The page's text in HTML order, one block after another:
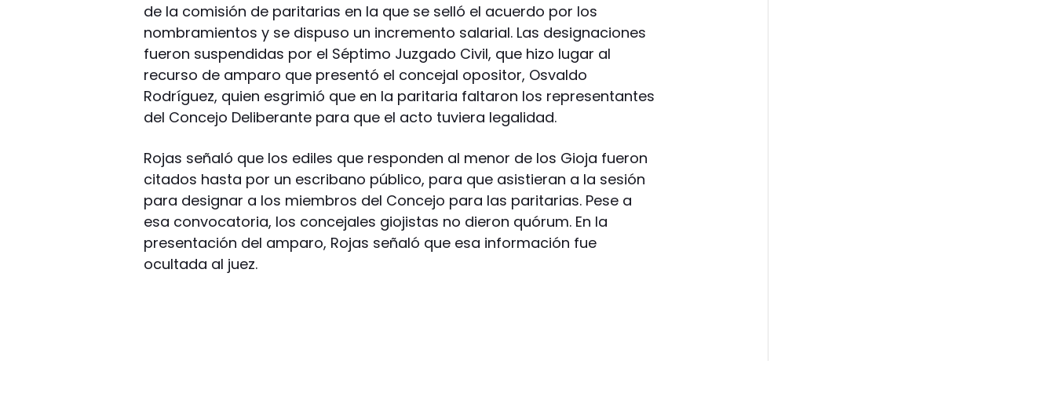
de la comisión de paritarias en la que se selló el acuerdo por los
nombramientos y se dispuso un incremento salarial. Las designaciones
fueron suspendidas por el Séptimo Juzgado Civil, que hizo lugar al
recurso de amparo que presentó el concejal opositor, Osvaldo
Rodríguez, quien esgrimió que en la paritaria faltaron los representantes
del Concejo Deliberante para que el acto tuviera legalidad.
Rojas señaló que los ediles que responden al menor de los Gioja fueron
citados hasta por un escribano público, para que asistieran a la sesión
para designar a los miembros del Concejo para las paritarias. Pese a
esa convocatoria, los concejales giojistas no dieron quórum. En la
presentación del amparo, Rojas señaló que esa información fue
ocultada al juez.